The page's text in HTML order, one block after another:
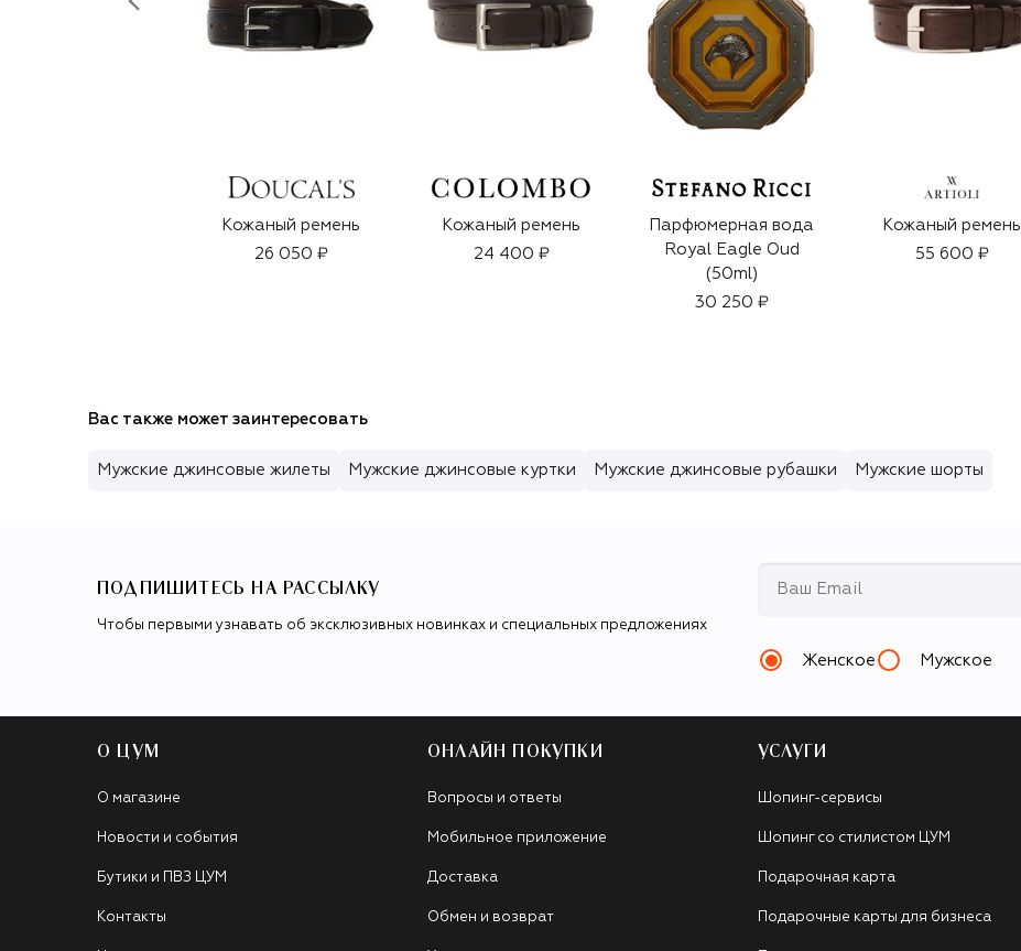
Кожаный ремень
26 050 ₽
Кожаный ремень
24 400 ₽
Парфюмерная вода
Royal Eagle Oud
(50ml)
30 250 ₽
Кожаный ремень
55 600 ₽
Вас также может заинтересовать
Мужские джинсовые жилеты Мужские джинсовые куртки Мужские джинсовые рубашки Мужские шорты
ПОДПИШИТЕСЬ НА РАССЫЛКУ
Чтобы первыми узнавать об эксклюзивных новинках и специальных предложениях
Женское Мужское
О ЦУМ
О магазине
Новости и события
Бутики и ПВЗ ЦУМ
Контакты
ОНЛАЙН ПОКУПКИ
Вопросы и ответы
Мобильное приложение
Доставка
Обмен и возврат
УСЛУГИ
Шопинг-сервисы
Шопинг со стилистом ЦУМ
Подарочная карта
Подарочные карты для бизнеса